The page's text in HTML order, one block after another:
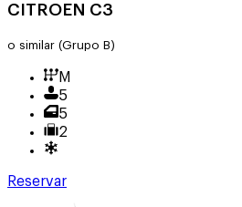
CITROEN C3
o similar (Grupo B)
M
5
5
2
Reservar